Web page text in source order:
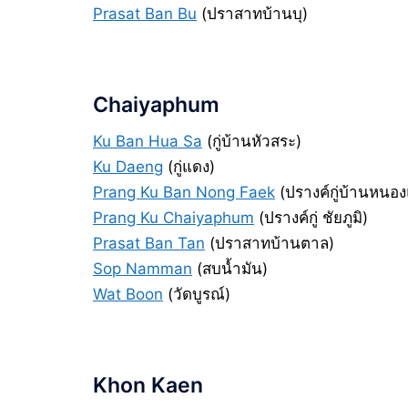
Prasat Ban Bu (ปราสาทบ้านบุ)
Chaiyaphum
Ku Ban Hua Sa (กู่บ้านหัวสระ)
Ku Daeng (กู่แดง)
Prang Ku Ban Nong Faek (ปรางค์กู่บ้านหนอ
Prang Ku Chaiyaphum (ปรางค์กู่ ชัยภูมิ)
Prasat Ban Tan (ปราสาทบ้านตาล)
Sop Namman (สบน้ำมัน)
Wat Boon (วัดบูรณ์)
Khon Kaen